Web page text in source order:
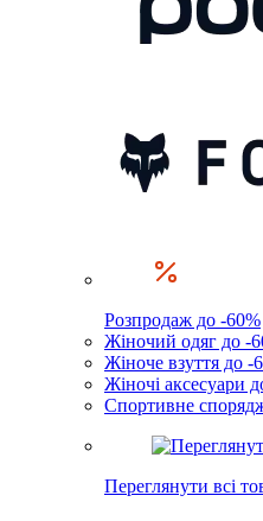
Розпродаж до -60%
Жіночий одяг до -
Жіноче взуття до -
Жіночі аксесуари
Спортивне
Переглянути всі